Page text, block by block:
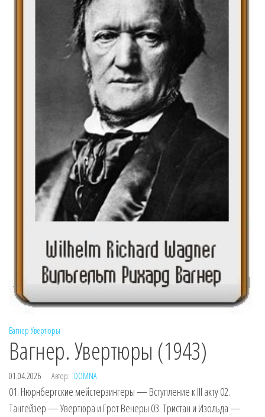
Вагнер Увертюры
Вагнер. Увертюры (1943)
01.04.2026 Автор: DOMNA
01. Нюрнбергские мейстерзингеры — Вступление к III акту 02.
Тангейзер — Увертюра и Грот Венеры 03. Тристан и Изольда —